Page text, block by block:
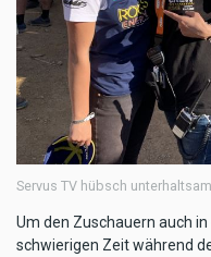
Servus TV hübsch
Um den Zuschauern auch
schwierigen Zeit während